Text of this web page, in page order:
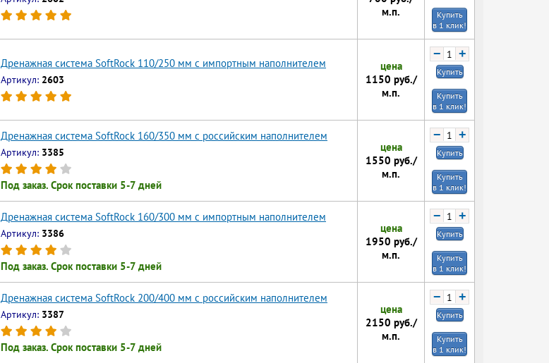
м.п.
Купить
в 1 клик!
Дренажная система SoftRock 110/250 мм с импортным наполнителем
Артикул: 2603
цена
1150 руб./
м.п.
− +
Купить
Купить
в 1 клик!
Дренажная система SoftRock 160/350 мм c российским наполнителем
Артикул: 3385
Под заказ. Срок поставки 5-7 дней
цена
1550 руб./
м.п.
− +
Купить
Купить
в 1 клик!
Дренажная система SoftRock 160/300 мм c импортным наполнителем
Артикул: 3386
Под заказ. Срок поставки 5-7 дней
цена
1950 руб./
м.п.
− +
Купить
Купить
в 1 клик!
Дренажная система SoftRock 200/400 мм c российским наполнителем
Артикул: 3387
Под заказ. Срок поставки 5-7 дней
цена
2150 руб./
м.п.
− +
Купить
Купить
в 1 клик!